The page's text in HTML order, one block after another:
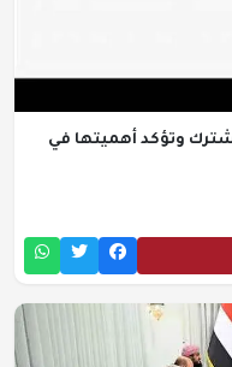
وتؤكد أهميتها في